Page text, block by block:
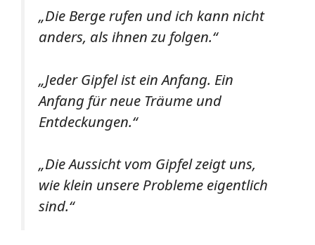
„Die Berge rufen und ich kann nicht
anders, als ihnen zu folgen.“
„Jeder Gipfel ist ein Anfang. Ein
Anfang für neue Träume und
Entdeckungen.“
„Die Aussicht vom Gipfel zeigt uns,
wie klein unsere Probleme eigentlich
sind.“